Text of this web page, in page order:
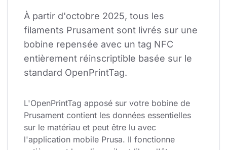
À partir d'octobre 2025, tous les
filaments Prusament sont livrés sur une
bobine repensée avec un tag NFC
entièrement réinscriptible basée sur le
standard OpenPrintTag.
L'OpenPrintTag apposé sur votre bobine de
Prusament contient les données essentielles
sur le matériau et peut être lu avec
l'application mobile Prusa. Il fonctionne